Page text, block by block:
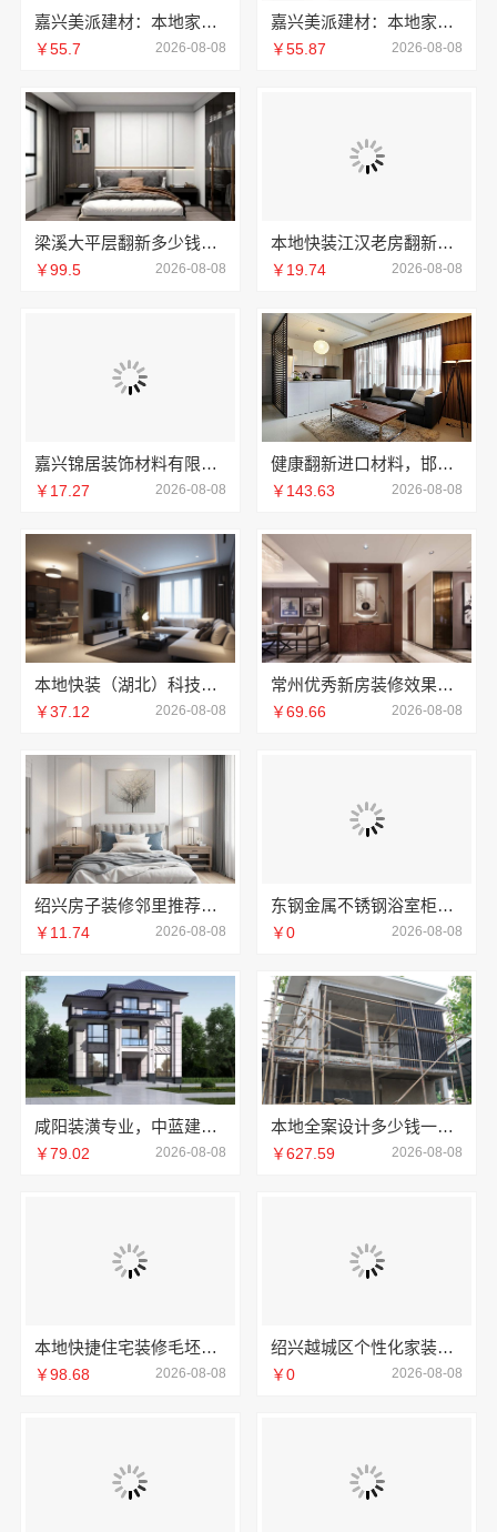
嘉兴美派建材：本地家装施工全包透明报价
￥55.7 2026-08-08
嘉兴美派建材：本地家装服务专业靠谱
￥55.87 2026-08-08
梁溪大平层翻新多少钱一平？无锡亿莱居为您报价
￥99.5 2026-08-08
本地快装江汉老房翻新装修
￥19.74 2026-08-08
嘉兴锦居装饰材料有限公司：南湖区高端装饰怎么样
￥17.27 2026-08-08
健康翻新进口材料，邯郸至臻全宅新材料有限公司臻选全球原料
￥143.63 2026-08-08
本地快装（湖北）科技有限公司：青山快装房子装修两房一厅
￥37.12 2026-08-08
常州优秀新房装修效果图-常州宜居佳装饰工程有限公司
￥69.66 2026-08-08
绍兴房子装修邻里推荐，信赖浙江宜美嘉装饰工程有限公司
￥11.74 2026-08-08
东钢金属不锈钢浴室柜厂家怎么样江苏东钢金属科技有限公司
￥0 2026-08-08
咸阳装潢专业，中蓝建投武功分公司
￥79.02 2026-08-08
本地全案设计多少钱一平售后无忧，湖南创益讯建筑有限公司贴心服务
￥627.59 2026-08-08
本地快捷住宅装修毛坯房-本地快装省心省力
￥98.68 2026-08-08
绍兴越城区个性化家装质量有保障找绍兴卓鑫
￥0 2026-08-08